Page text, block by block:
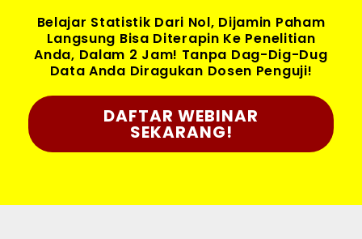
Belajar Statistik Dari Nol, Dijamin Paham
Langsung Bisa Diterapin Ke Penelitian
Anda, Dalam 2 Jam! Tanpa Dag-Dig-Dug
Data Anda Diragukan Dosen Penguji!
DAFTAR WEBINAR
SEKARANG!